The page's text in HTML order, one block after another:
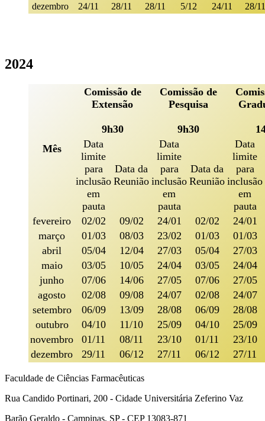
dezembro
24/11 28/11 28/11 5/12 24/11 28/11
2024
Mês
Comissão de
Extensão
9h30
Comissão de
Pesquisa
9h30
Data
limite
para
inclusão
em
pauta
Data da
Reunião
Data
limite
para
inclusão
em
pauta
Data da
Reunião
Data
limite
para
inclusão
em
pauta
fevereiro
02/02 09/02 24/01 02/02
24/01
março
01/03 08/03 23/02 01/03
01/03
abril
05/04 12/04 27/03 05/04
27/03
maio
03/05 10/05 24/04 03/05
24/04
junho
07/06 14/06 27/05 07/06
27/05
agosto
02/08 09/08 24/07 02/08
24/07
setembro
06/09 13/09 28/08 06/09
28/08
outubro
04/10 11/10 25/09 04/10
25/09
novembro
01/11 08/11 23/10 01/11
23/10
dezembro
29/11 06/12 27/11 06/12 27/11
Faculdade de Ciências Farmacêuticas
Rua Candido Portinari, 200 - Cidade Universitária Zeferino Vaz
Barão Geraldo - Campinas, SP - CEP 13083-871